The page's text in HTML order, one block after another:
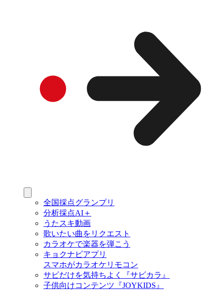
全国採点グランプリ
分析採点AI＋
うたスキ動画
歌いたい曲をリクエスト
カラオケで楽器を弾こう
キョクナビアプリ
スマホがカラオケリモコン
サビだけを気持ちよく『サビカラ』
子供向けコンテンツ『JOYKIDS』